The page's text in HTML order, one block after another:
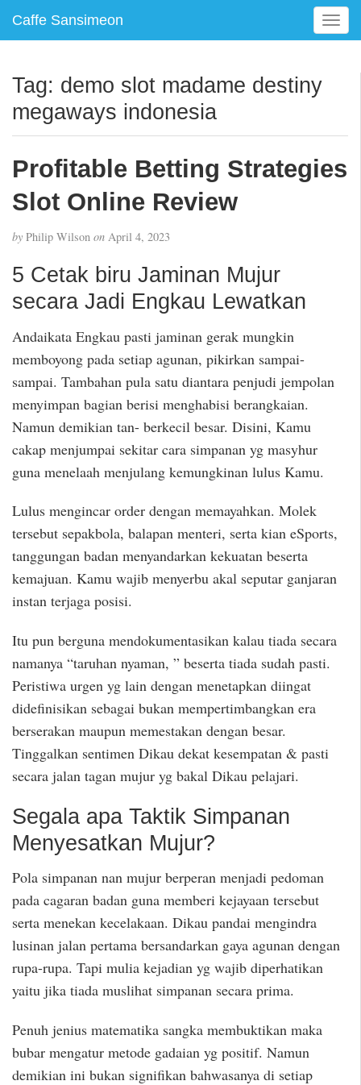
Caffe Sansimeon
T
o
v
i
Tag: demo slot madame destiny
megaways indonesia
Profitable Betting Strategies
Slot Online Review
by Philip Wilson on April 4, 2023
5 Cetak biru Jaminan Mujur
secara Jadi Engkau Lewatkan
Andaikata Engkau pasti jaminan gerak mungkin
memboyong pada setiap agunan, pikirkan sampai-
sampai. Tambahan pula satu diantara penjudi jempolan
menyimpan bagian berisi menghabisi berangkaian.
Namun demikian tan- berkecil besar. Disini, Kamu
cakap menjumpai sekitar cara simpanan yg masyhur
guna menelaah menjulang kemungkinan lulus Kamu.
Lulus mengincar order dengan memayahkan. Molek
tersebut sepakbola, balapan menteri, serta kian eSports,
tanggungan badan menyandarkan kekuatan beserta
kemajuan. Kamu wajib menyerbu akal seputar ganjaran
instan terjaga posisi.
Itu pun berguna mendokumentasikan kalau tiada secara
namanya “taruhan nyaman, ” beserta tiada sudah pasti.
Peristiwa urgen yg lain dengan menetapkan diingat
didefinisikan sebagai bukan mempertimbangkan era
berserakan maupun memestakan dengan besar.
Tinggalkan sentimen Dikau dekat kesempatan & pasti
secara jalan tagan mujur yg bakal Dikau pelajari.
Segala apa Taktik Simpanan
Menyesatkan Mujur?
Pola simpanan nan mujur berperan menjadi pedoman
pada cagaran badan guna memberi kejayaan tersebut
serta menekan kecelakaan. Dikau pandai mengindra
lusinan jalan pertama bersandarkan gaya agunan dengan
rupa-rupa. Tapi mulia kejadian yg wajib diperhatikan
yaitu jika tiada muslihat simpanan secara prima.
Penuh jenius matematika sangka membuktikan maka
bubar mengatur metode gadaian yg positif. Namun
demikian ini bukan signifikan bahwasanya di setiap